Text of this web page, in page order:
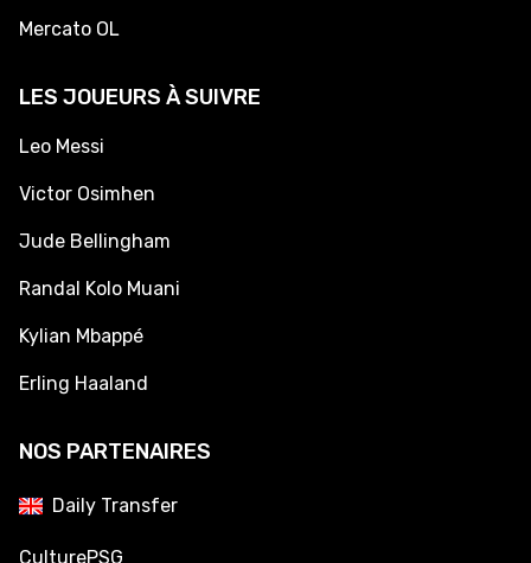
Mercato OL
LES JOUEURS À SUIVRE
Leo Messi
Victor Osimhen
Jude Bellingham
Randal Kolo Muani
Kylian Mbappé
Erling Haaland
NOS PARTENAIRES
Daily Transfer
CulturePSG